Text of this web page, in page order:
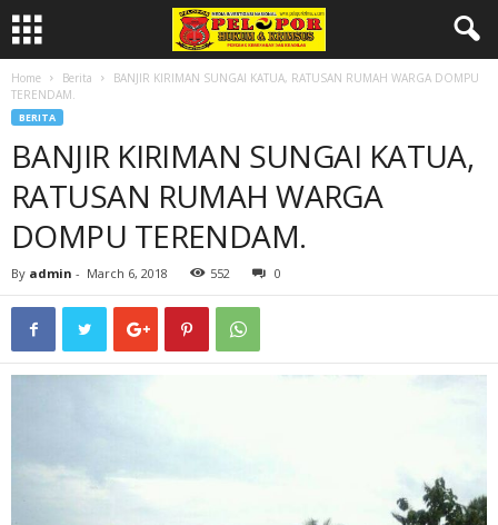
Home Berita
BANJIR KIRIMAN SUNGAI KATUA, RATUSAN RUMAH WARGA DOMPU
TERENDAM.
BERITA
BANJIR KIRIMAN SUNGAI KATUA,
RATUSAN RUMAH WARGA
DOMPU TERENDAM.
By admin - March 6, 2018 552 0